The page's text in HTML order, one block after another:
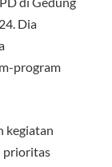
Dia
program
kegiatan
prioritas